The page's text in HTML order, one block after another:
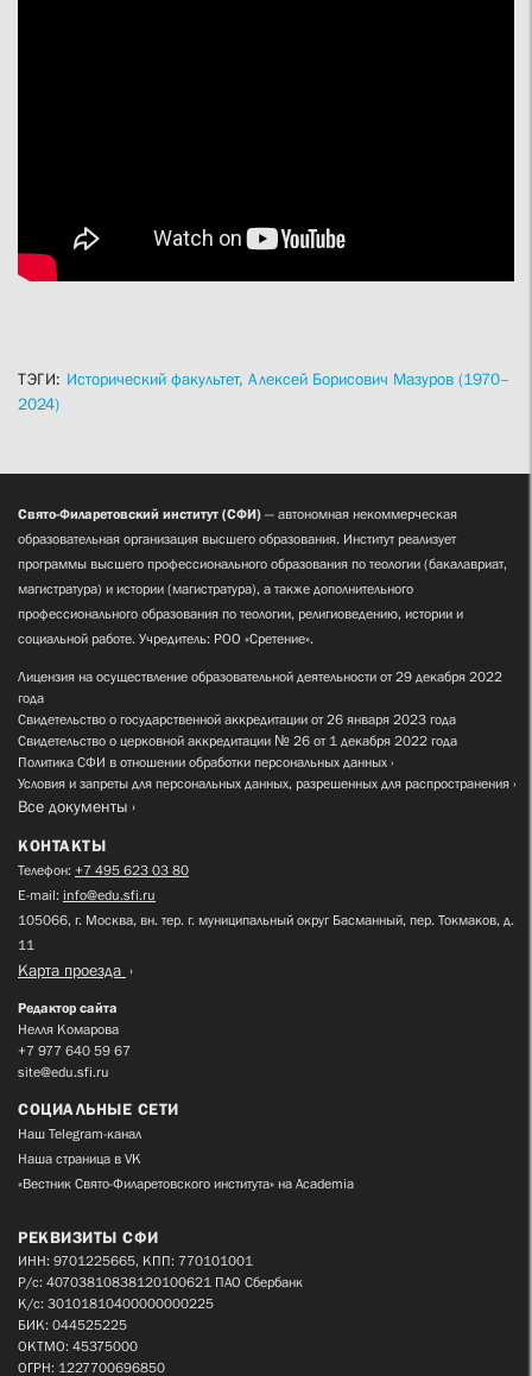
ТЭГИ: Исторический факультет, Алексей Борисович Мазуров (1970–
2024)
Свято-Филаретовский институт (СФИ) — автономная некоммерческая
образовательная организация высшего образования. Институт реализует
программы высшего профессионального образования по теологии (бакалавриат,
магистратура) и истории (магистратура), а также дополнительного
профессионального образования по теологии, религиоведению, истории и
социальной работе. Учредитель: РОО «Сретение».
Лицензия на осуществление образовательной деятельности от 29 декабря 2022
года
Свидетельство о государственной аккредитации от 26 января 2023 года
Свидетельство о церковной аккредитации № 26 от 1 декабря 2022 года
Политика СФИ в отношении обработки персональных данных
Условия и запреты для персональных данных, разрешенных для распространения
Все документы
КОНТАКТЫ
Телефон: +7 495 623 03 80
E-mail: info@edu.sfi.ru
105066, г. Москва, вн. тер. г. муниципальный округ Басманный, пер. Токмаков, д.
11
Карта проезда
Редактор сайта
Нелля Комарова
+7 977 640 59 67
site@edu.sfi.ru
СОЦИАЛЬНЫЕ СЕТИ
Наш Telegram-канал
Наша страница в VK
«Вестник Свято-Филаретовского института» на Academia
РЕКВИЗИТЫ СФИ
ИНН: 9701225665, КПП: 770101001
Р/с: 40703810838120100621 ПАО Сбербанк
К/с: 30101810400000000225
БИК: 044525225
ОКТМО: 45375000
ОГРН: 1227700696850